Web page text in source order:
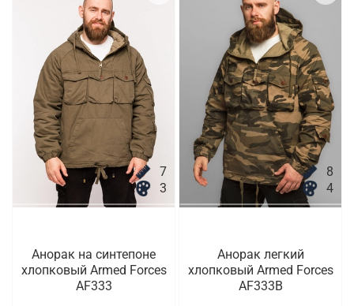
7
3
Анорак на синтепоне
хлопковый Armed Forces
AF333
8
4
Анорак легкий
хлопковый Armed Forces
AF333B